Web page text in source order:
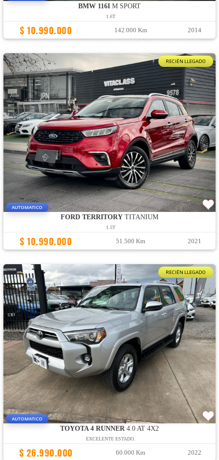
BMW 116IM SPORT
1.6T
$ 10.990.000 142.000 Km 2014
RECIÉN LLEGADO
AUTOMATICO
FORD TERRITORYTITANIUM
1.5T
$ 10.990.000 51.500 Km 2021
RECIÉN LLEGADO
AUTOMATICO
TOYOTA 4 RUNNER4.0 AT 4X2
EXCELENTE ESTADO.
$ 26.990.000 60.000 Km 2022